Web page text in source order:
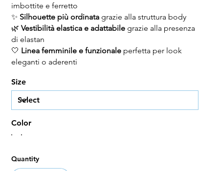
imbottite e ferretto
✨ Silhouette più ordinatagrazie alla struttura body
🌿 Vestibilità elastica e adattabilegrazie alla presenza
di elastan
🤍 Linea femminile e funzionaleperfetta per look
eleganti o aderenti
Size
Color
Quantity